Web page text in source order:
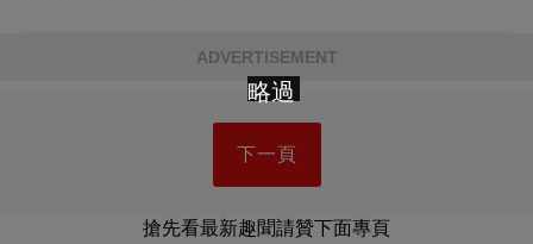
ADVERTISEMENT
下一頁
搶先看最新趣聞請贊下面專頁
略過